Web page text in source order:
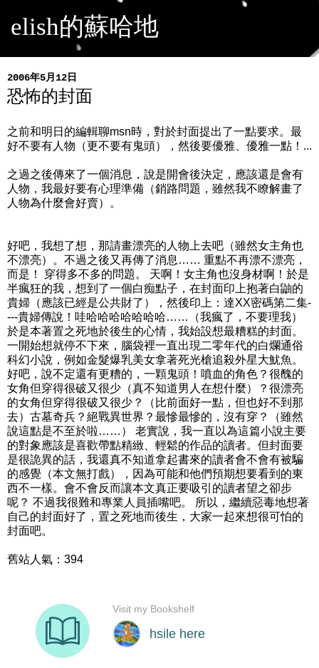
elish的蘇哈地
2006年5月12日
恐怖的封面
之前和明日的編輯聊msn時，對於封面提出了一點要求。最
好不要有人物（更不要有鬼頭），然後要優雅、優雅一點！...
之過之後傳來了一個消息，說是開會後決定，應該還是會有
人物，我最好要有心理準備（銷路問題，雖然我不瞭解畫了
人物為什麼會好賣）。
好吧，我想了想，那請畫漂亮的人物上去吧（雖然女主角也
不漂亮）。不過之後又再傳了消息…… 重點不再漂不漂亮，
而是！ 穿得多不多的問題。 天啊！女主角也沒身材啊！於是
半瘋狂的我，想到了一個白痴點子，在封面印上抱著白鼬的
貴婦（應該已經是公共財了），然後印上：達XX密碼第二集-
---貴婦傳說！哇哈哈哈哈哈哈哈……（我瘋了，不要理我）
於是本著置之死地於後生的心情，我始設想最糟糕的封面。
一開始想就停不下來，腦袋裡一直出現二零年代的白爛通俗
科幻小說，例如金髮爆乳美女拿著死光槍追殺外星大魷魚。
好吧，說不定還有更糟的，一顆鬼頭！噴血的角色？很醜的
女角但穿得很破又很少（真不知道男人在想什麼）？很漂亮
的女角但穿得很破又很少？（比前面好一點，但也好不到那
去）古墓奇兵？絕戰異世界？最慘最慘的，沒有穿？（雖然
說這點是不至於啦……） 老實說，我一直以為這篇小說主要
的對象應該是喜歡帶點精緻、輕鬆的作品的讀者。但封面要
是很詭異的話，我還真不知道拿起書來的讀者會不會有被騙
的感覺（本文無打戲），因為可能和他們預期想要看到的東
西不一樣。會不會反而讓本文真正要吸引的讀者望之卻步
呢？ 不過我很難和專業人員插嘴吧。 所以，繼續惡毒地想著
自己的封面好了，置之死地而後生，大家一起來想很可怕的
封面吧。
舊站人氣：394